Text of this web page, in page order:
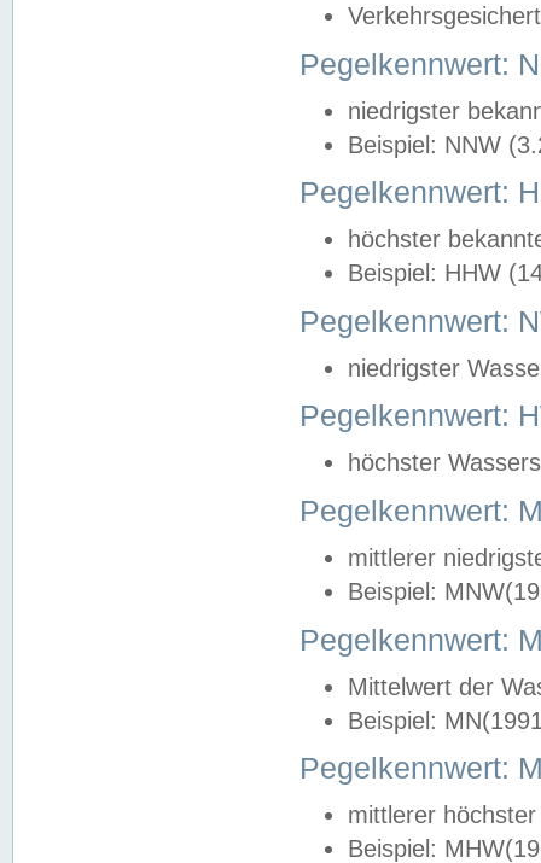
Pegelkennwert:
niedrigster
Beispiel: NNW
Pegelkennwert:
höchster
Beispiel: HHW
Pegelkennwert:
niedrigster
Pegelkennwert:
höchster
Pegelkennwert:
mittlerer
Beispiel:
Pegelkennwert:
Mittelwert der
Beispiel:
Pegelkennwert:
mittlerer
Beispiel: